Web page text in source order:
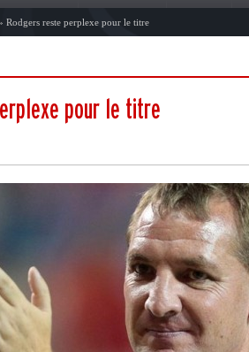
Rodgers reste perplexe pour le titre
pour le titre